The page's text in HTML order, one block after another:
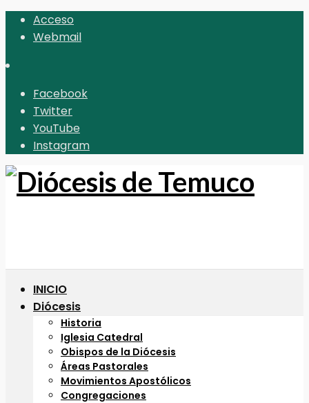
Acceso
Webmail
Facebook
Twitter
YouTube
Instagram
INICIO
Diócesis
Historia
Iglesia Catedral
Obispos de la Diócesis
Áreas Pastorales
Movimientos Apostólicos
Congregaciones